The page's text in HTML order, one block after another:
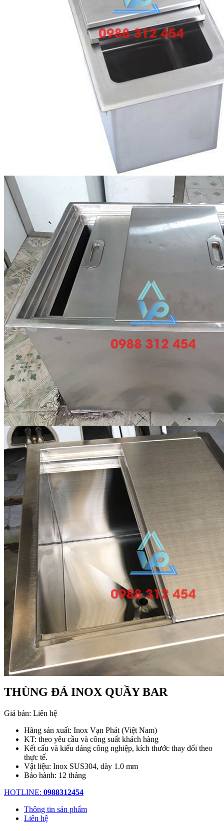
THÙNG ĐÁ INOX QUẦY BAR
Giá bán: Liên hệ
Hãng sản xuất: Inox Vạn Phát (Việt Nam)
KT: theo yêu cầu và công suất khách hàng
Kết cấu và kiểu dáng công nghiệp, kích thước thay đổi theo
thực tế.
Vật liệu: Inox SUS304, dày 1.0 mm
Bảo hành: 12 tháng
HOTLINE: 0988312454
Thông tin sản phẩm
Liên hệ